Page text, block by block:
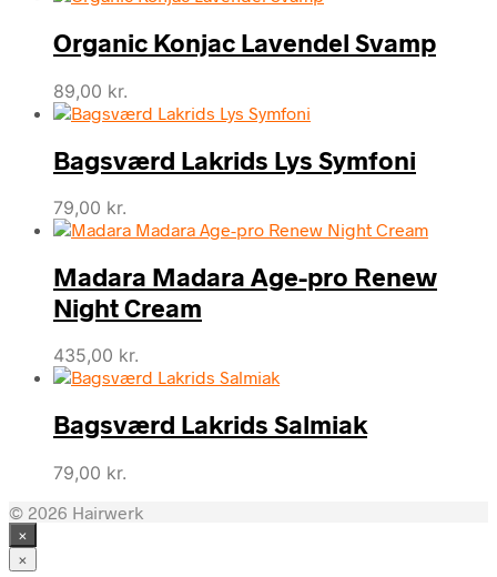
Organic Konjac Lavendel Svamp
89,00 kr.
Bagsværd Lakrids Lys Symfoni
79,00 kr.
Madara Madara Age-pro Renew
Night Cream
435,00 kr.
Bagsværd Lakrids Salmiak
79,00 kr.
© 2026 Hairwerk
×
×